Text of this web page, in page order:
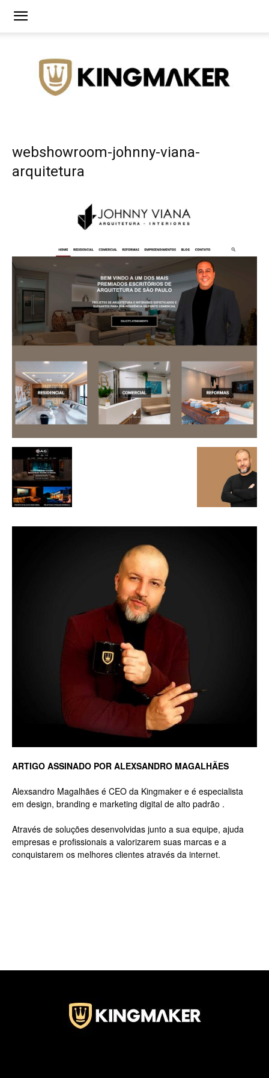
Agência
Branding
de
Alto
Padrão,
e
Luxo
Rua
Lobo,
Jardins
webshowroom-johnny-viana-
arquitetura
ARTIGO ASSINADO POR ALEXSANDRO MAGALHÃES
Alexsandro Magalhães é CEO da Kingmaker e é especialista
em design, branding e marketing digital de alto padrão .
Através de soluções desenvolvidas junto a sua equipe, ajuda
empresas e profissionais a valorizarem suas marcas e a
conquistarem os melhores clientes através da internet.